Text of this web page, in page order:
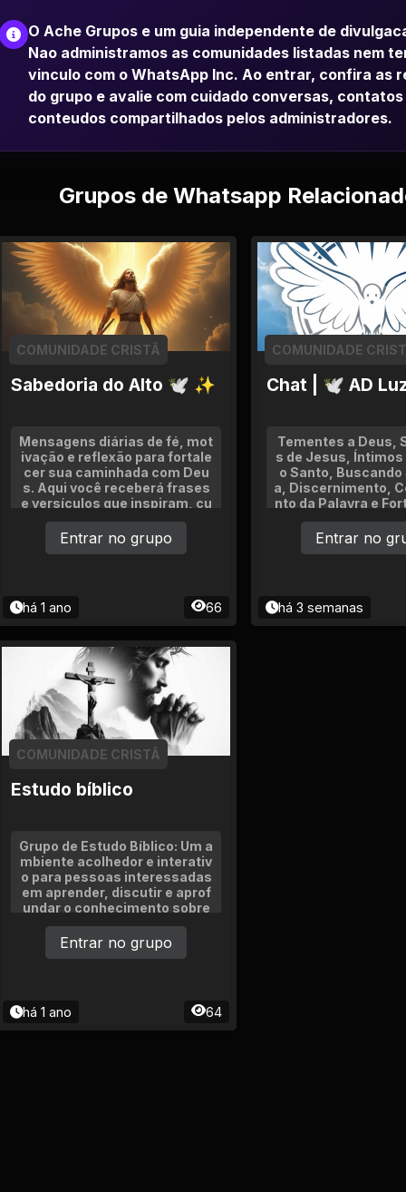
O Ache Grupos e um guia independente de
Nao administramos as comunidades listadas nem
vinculo com o WhatsApp Inc. Ao entrar, confira as
do grupo e avalie com cuidado conversas, contatos
conteudos compartilhados pelos administradores.
Grupos de Whatsapp
Sabedoria do Alto 🕊 ✨
COMUNIDADE CRISTÃ
Mensagens diárias de fé, mot
ivação e reflexão para fortale
cer sua caminhada com Deu
s. Aqui você receberá frases
e versículos que inspiram, cu
ram e trazem paz ao coração.
Sem correntes, política ou dis
cussões. Só palavras que edif
há 1 ano 66
Entrar no grupo
Chat | 🕊 AD
COMUNIDADE
Tementes a Deus,
s de Jesus,
o Santo, Buscando
a, Discernimento,
nto da Palavra e
como Corpo da
Fé, Esperança,
spirituais.
há 3 semanas
Entrar no
Estudo bíblico
COMUNIDADE CRISTÃ
Grupo de Estudo Bíblico: Um a
mbiente acolhedor e interativ
o para pessoas interessadas
em aprender, discutir e aprof
undar o conhecimento sobre
as Escrituras Sagradas. O gru
po é composto por participan
tes de diversas idades e expe
há 1 ano 64
Entrar no grupo